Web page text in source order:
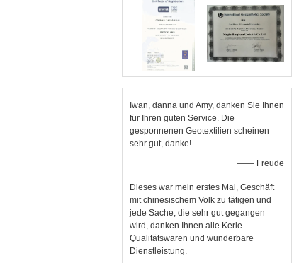
Iwan, danna und Amy, danken Sie Ihnen
für Ihren guten Service. Die
gesponnenen Geotextilien scheinen
sehr gut, danke!
—— Freude
Dieses war mein erstes Mal, Geschäft
mit chinesischem Volk zu tätigen und
jede Sache, die sehr gut gegangen
wird, danken Ihnen alle Kerle.
Qualitätswaren und wunderbare
Dienstleistung.